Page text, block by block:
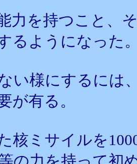
力を持つこと、
るようになった
い様にするには
が有る。
核ミサイルを